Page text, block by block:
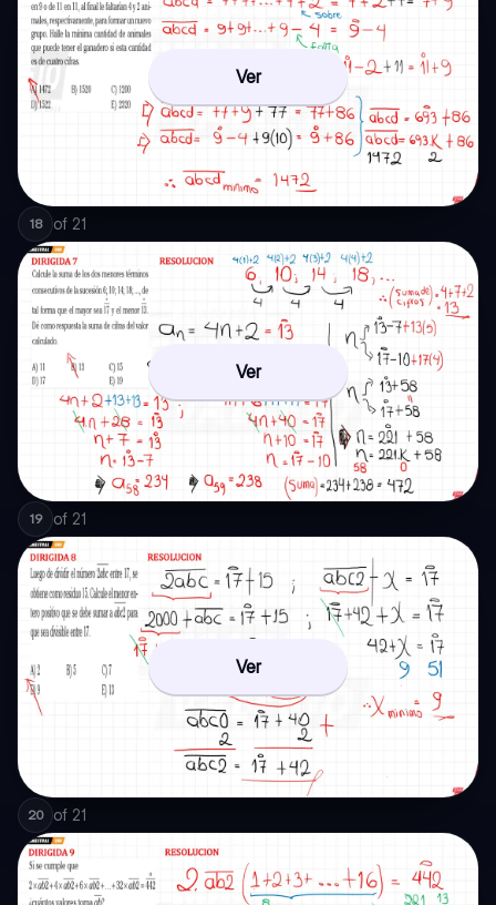
Ver
18 of 21
Ver
19 of 21
Ver
20 of 21